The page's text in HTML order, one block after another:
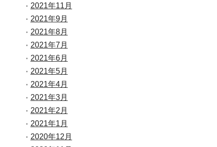
2021年11月
2021年9月
2021年8月
2021年7月
2021年6月
2021年5月
2021年4月
2021年3月
2021年2月
2021年1月
2020年12月